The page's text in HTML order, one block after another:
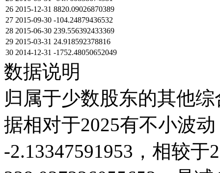
26 2015-12-31 8820.09026870389
27 2015-09-30 -104.24879436532
28 2015-06-30 239.556392433369
29 2015-03-31 24.918592378816
30 2014-12-31 -1752.48050652049
数据说明
归属于少数股东的其他
据相对于2025有不小波
-2.13347591953，相较于